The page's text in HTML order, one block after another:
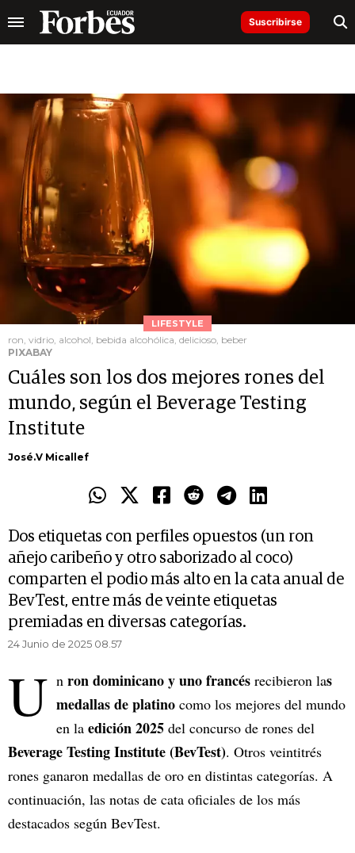
Suscribirse
LIFESTYLE
ron, vidrio, alcohol, bebida alcohólica, delicioso, beber
PIXABAY
Cuáles son los dos mejores rones del
mundo, según el Beverage Testing
Institute
José.V Micallef
Dos etiquetas con perfiles opuestos (un ron
añejo caribeño y otro saborizado al coco)
comparten el podio más alto en la cata anual de
BevTest, entre más de veinte etiquetas
premiadas en diversas categorías.
24 Junio de 2025 08.57
U n ron dominicano y uno francés recibieron las
medallas de platino como los mejores del mundo
en la edición 2025 del concurso de rones del
Beverage Testing Institute (BevTest). Otros veintitrés
rones ganaron medallas de oro en distintas categorías. A
continuación, las notas de cata oficiales de los más
destacados según BevTest.